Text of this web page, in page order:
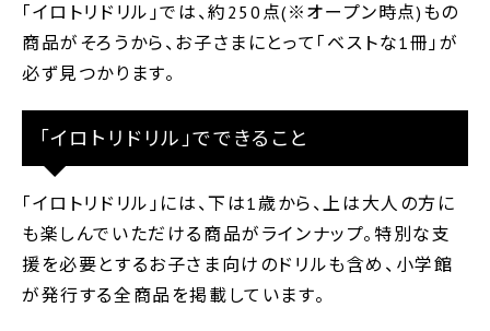
｢イロトリドリル｣では、約250点(※オープン時点)もの
商品がそろうから、お子さまにとって｢ベストな1冊｣が
必ず見つかります。
「イロトリドリル」でできること
｢イロトリドリル｣には、下は1歳から、上は大人の方に
も楽しんでいただける商品がラインナップ。特別な支
援を必要とするお子さま向けのドリルも含め、小学館
が発行する全商品を掲載しています。